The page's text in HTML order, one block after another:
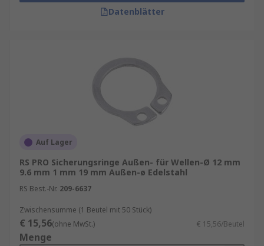
Datenblätter
Auf Lager
RS PRO Sicherungsringe Außen- für Wellen-Ø 12 mm
9.6 mm 1 mm 19 mm Außen-ø Edelstahl
RS Best.-Nr. 209-6637
Zwischensumme (1 Beutel mit 50 Stück)
€ 15,56(ohne MwSt.) € 15,56/Beutel
Menge